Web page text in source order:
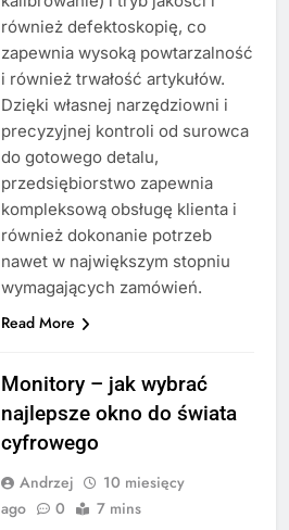
również defektoskopię, co
zapewnia wysoką powtarzalność
i również trwałość artykułów.
Dzięki własnej narzędziowni i
precyzyjnej kontroli od surowca
do gotowego detalu,
przedsiębiorstwo zapewnia
kompleksową obsługę klienta i
również dokonanie potrzeb
nawet w największym stopniu
wymagających zamówień.
Read More
Monitory – jak wybrać
najlepsze okno do świata
cyfrowego
Andrzej
10 miesięcy
ago
0 7 mins